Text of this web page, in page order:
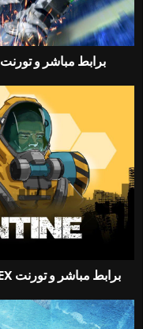
تحميل لعبة Vanquish بكراك CODEX برابط مباشر و تورنت
تحميل لعبة Quarantine بكراك CODEX برابط مباشر و تورنت